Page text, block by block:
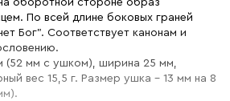
оборотной стороне образ
По всей длине боковых граней
Бог". Соответствует канонам и
(52 мм с ушком), ширина 25 мм,
вес 15,5 г. Размер ушка - 13 мм на 8